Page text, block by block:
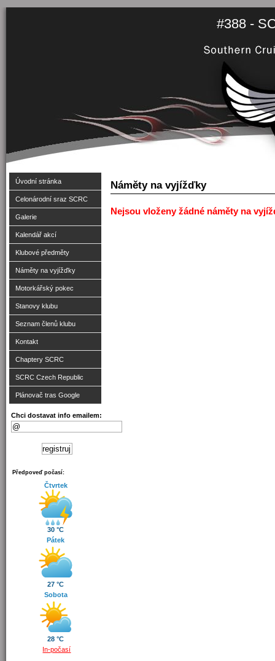
#388 -
Úvodní stránka
Celonárodní sraz SCRC
Galerie
Kalendář akcí
Klubové předměty
Náměty na vyjížďky
Motorkářský pokec
Stanovy klubu
Seznam členů klubu
Kontakt
Chaptery SCRC
SCRC Czech Republic
Plánovač tras Google
Chci dostavat info emailem:
Předpoveď počasí:
Čtvrtek
30 °C
Pátek
27 °C
Sobota
28 °C
In-počasí
Náměty na vyjížďky
Nejsou vloženy žádné náměty na